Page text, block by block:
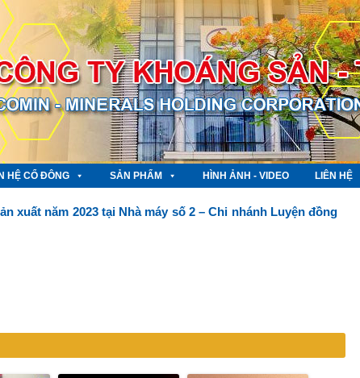
HỆ CỔ ĐÔNG SẢN PHẨM HÌNH ẢNH - VIDEO LIÊN HỆ
xuất năm 2023 tại Nhà máy số 2 – Chi nhánh Luyện đồng